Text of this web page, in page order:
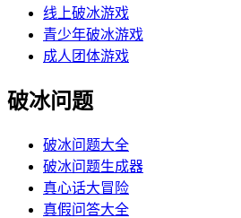
线上破冰游戏
青少年破冰游戏
成人团体游戏
破冰问题
破冰问题大全
破冰问题生成器
真心话大冒险
真假问答大全